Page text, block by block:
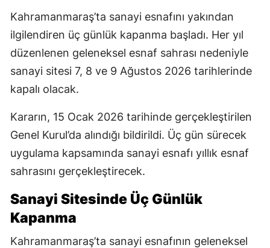
Kahramanmaraş’ta sanayi esnafını yakından
ilgilendiren üç günlük kapanma başladı. Her yıl
düzenlenen geleneksel esnaf sahrası nedeniyle
sanayi sitesi 7, 8 ve 9 Ağustos 2026 tarihlerinde
kapalı olacak.
Kararın, 15 Ocak 2026 tarihinde gerçekleştirilen
Genel Kurul’da alındığı bildirildi. Üç gün sürecek
uygulama kapsamında sanayi esnafı yıllık esnaf
sahrasını gerçekleştirecek.
Sanayi Sitesinde Üç Günlük
Kapanma
Kahramanmaraş’ta sanayi esnafının geleneksel